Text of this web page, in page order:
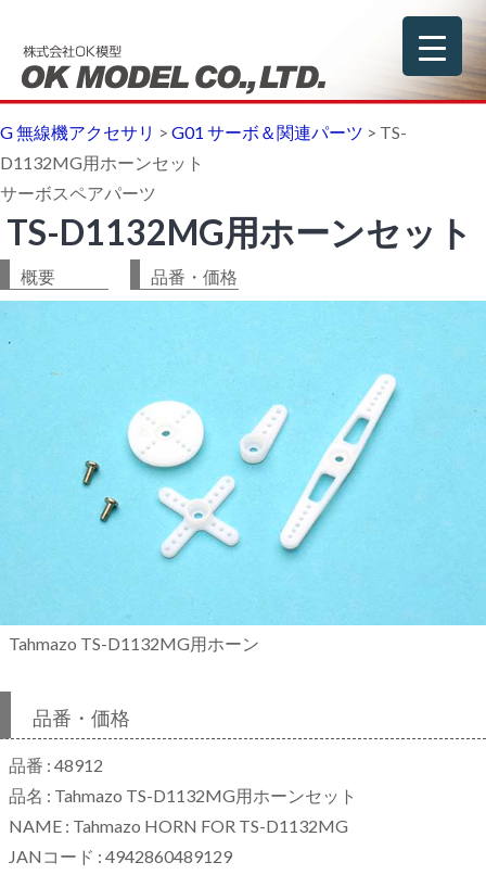
G 無線機アクセサリ > G01 サーボ＆関連パーツ > TS-
D1132MG用ホーンセット
サーボスペアパーツ
TS-D1132MG用ホーンセット
概要 品番・価格
Tahmazo TS-D1132MG用ホーン
品番・価格
品番 : 48912
品名 : Tahmazo TS-D1132MG用ホーンセット
NAME : Tahmazo HORN FOR TS-D1132MG
JANコード : 4942860489129